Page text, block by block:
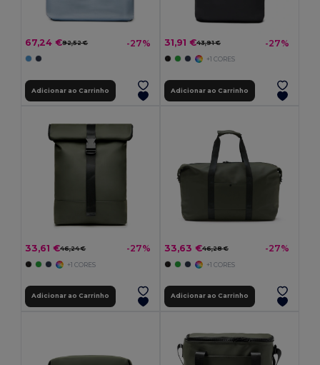
67,24 €92,52 € -27%
Adicionar ao Carrinho
31,91 €43,91 € -27%
+1 CORES
Adicionar ao Carrinho
33,61 €46,24 € -27%
+1 CORES
Adicionar ao Carrinho
33,63 €46,28 € -27%
+1 CORES
Adicionar ao Carrinho